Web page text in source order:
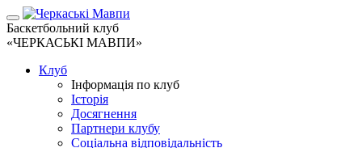
Баскетбольний клуб
«ЧЕРКАСЬКІ МАВПИ»
Клуб
Інформація по клуб
Історія
Досягнення
Партнери клубу
Соціальна відповідальність